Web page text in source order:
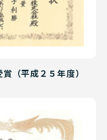
（平成２５年度）